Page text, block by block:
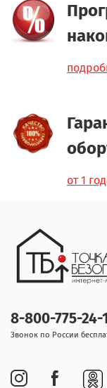
от 1
8-800-775-24-
Звонок по России